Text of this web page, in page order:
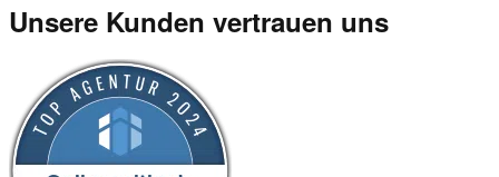
Unsere Kunden vertrauen uns